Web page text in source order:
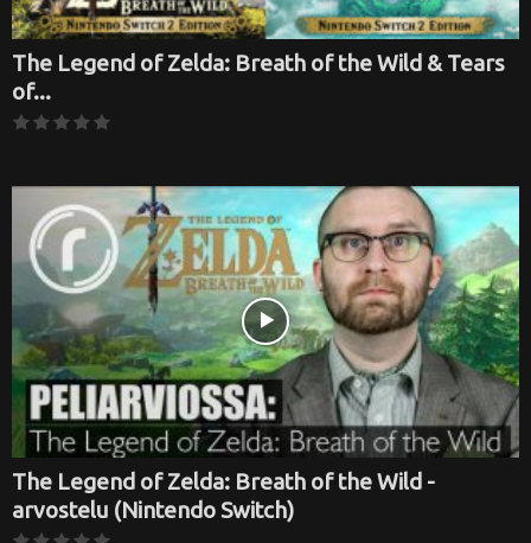
The Legend of Zelda: Breath of the Wild & Tears
of...
The Legend of Zelda: Breath of the Wild -
arvostelu (Nintendo Switch)